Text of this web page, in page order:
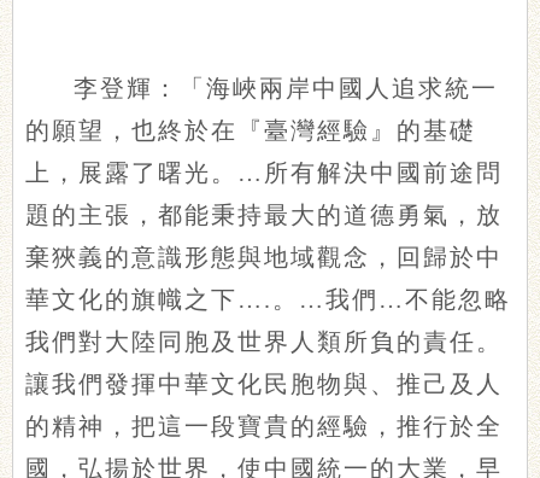
李登輝：「海峽兩岸中國人追求統一
的願望，也終於在『臺灣經驗』的基礎
上，展露了曙光。…所有解決中國前途問
題的主張，都能秉持最大的道德勇氣，放
棄狹義的意識形態與地域觀念，回歸於中
華文化的旗幟之下….。…我們…不能忽略
我們對大陸同胞及世界人類所負的責任。
讓我們發揮中華文化民胞物與、推己及人
的精神，把這一段寶貴的經驗，推行於全
國，弘揚於世界，使中國統一的大業，早